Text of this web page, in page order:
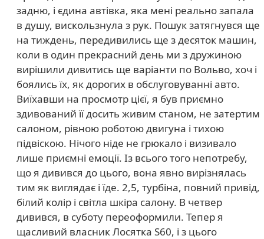
задню, і єдина автівка, яка мені реально запала
в душу, вискользнула з рук. Пошук затягнувся ще
на тиждень, передивились ще з десяток машин,
коли в один прекрасний день ми з дружиною
вирішили дивитись ще варіанти по Вольво, хоч і
боялись їх, як дорогих в обслуговуванні авто.
Виїхавши на просмотр цієї, я був приємно
здивований її досить живим станом, не затертим
салоном, рівною роботою двигуна і тихою
підвіскою. Нічого ніде не грюкало і визивало
лише приємні емоції. Із всього того непотребу,
що я дивився до цього, вона явно вирізнялась
тим як виглядає і їде. 2,5, турбіна, повний привід,
білий колір і світла шкіра салону. В четвер
дивився, в суботу переоформили. Тепер я
щасливий власник Лосятка S60, і з цього